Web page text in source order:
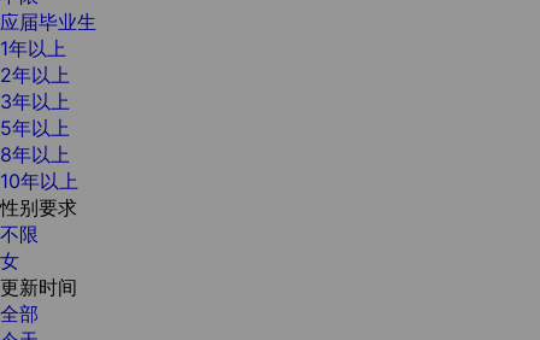
应届毕业生
1年以上
2年以上
3年以上
5年以上
8年以上
10年以上
性别要求
不限
女
更新时间
全部